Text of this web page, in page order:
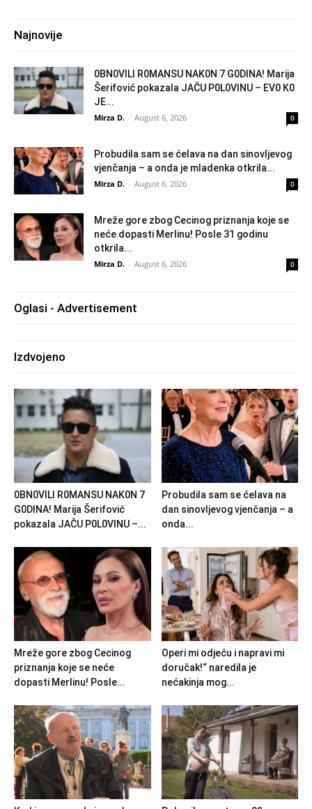
Najnovije
0BN0VlLl R0MANSU NAK0N 7 G0DlNA! Marija
Šerifović pokazala JAČU P0L0VINU – EV0 K0
JE...
Mirza D. - August 6, 2026 0
Probudila sam se ćelava na dan sinovljevog
vjenčanja – a onda je mladenka otkrila...
Mirza D. - August 6, 2026 0
Mreže gore zbog Cecinog priznanja koje se
neće dopasti Merlinu! Posle 31 godinu
otkrila...
Mirza D. - August 6, 2026 0
Oglasi - Advertisement
Izdvojeno
0BN0VlLl R0MANSU NAK0N 7
G0DlNA! Marija Šerifović
pokazala JAČU P0L0VINU –...
Probudila sam se ćelava na
dan sinovljevog vjenčanja – a
onda...
Mreže gore zbog Cecinog
priznanja koje se neće
dopasti Merlinu! Posle...
Operi mi odjeću i napravi mi
doručak!“ naredila je
nećakinja mog...